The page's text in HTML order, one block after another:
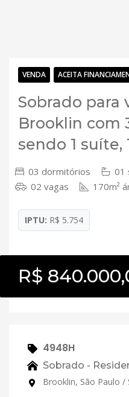
VENDA ACEITA
Sobrado para
Brooklin com
sendo 1 suíte,
03 dormitórios 01
02 vagas
170m²
IPTU: R$ 5.754
R$
4948H
Sobrado -
Brooklin, São Paulo /